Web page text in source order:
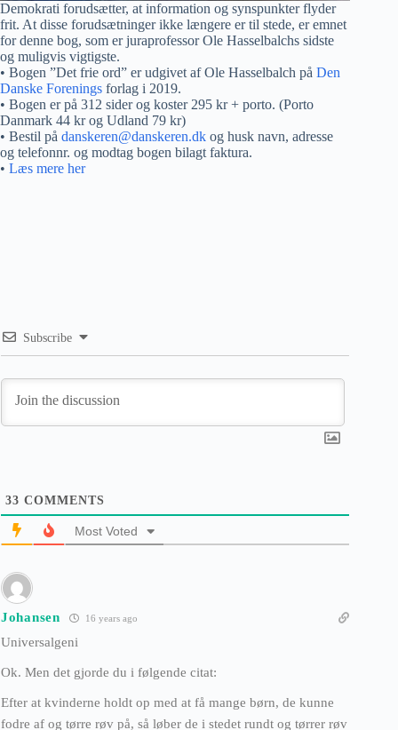
Demokrati forudsætter, at information og synspunkter flyder
frit. At disse forudsætninger ikke længere er til stede, er emnet
for denne bog, som er juraprofessor Ole Hasselbalchs sidste
og muligvis vigtigste.
• Bogen ”Det frie ord” er udgivet af Ole Hasselbalch på Den
Danske Forenings forlag i 2019.
• Bogen er på 312 sider og koster 295 kr + porto. (Porto
Danmark 44 kr og Udland 79 kr)
• Bestil på danskeren@danskeren.dk og husk navn, adresse
og telefonnr. og modtag bogen bilagt faktura.
• Læs mere her
Subscribe
33 COMMENTS
Most Voted
Johansen 16 years ago
Universalgeni
Ok. Men det gjorde du i følgende citat:
Efter at kvinderne holdt op med at få mange børn, de kunne
fodre af og tørre røv på, så løber de i stedet rundt og tørrer røv